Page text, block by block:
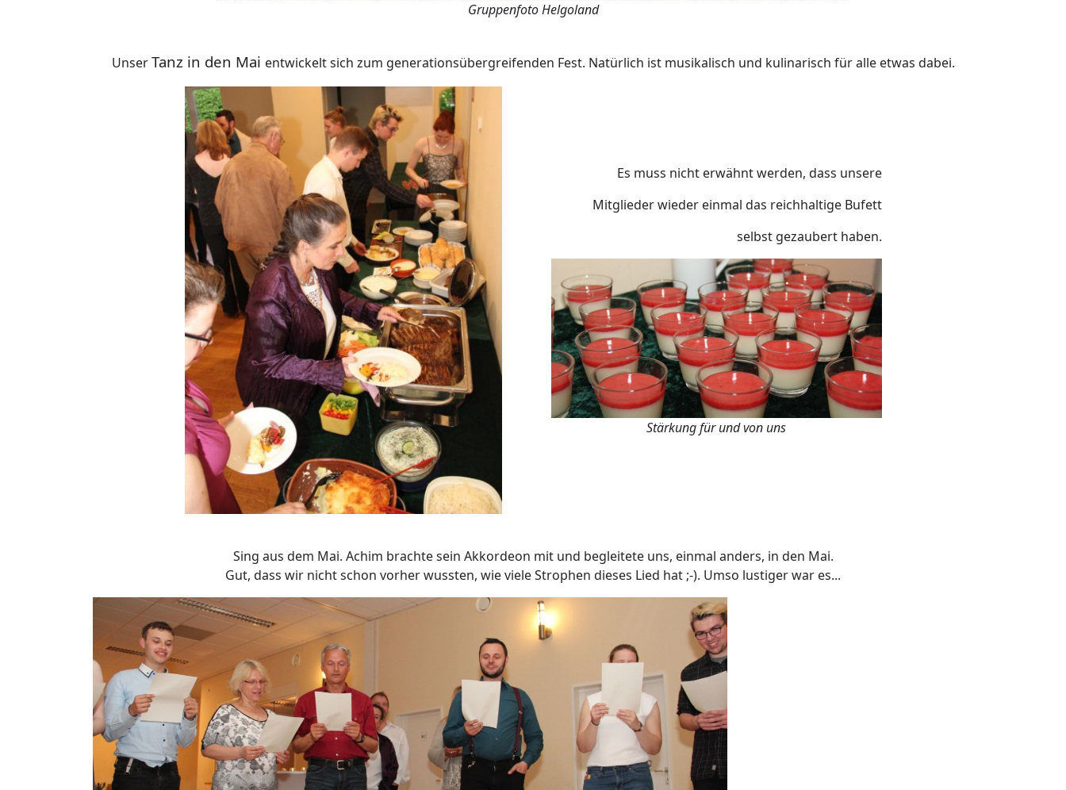
Gruppenfoto Helgoland
UnserTanz in den Mai entwickelt sich zum generationsübergreifenden Fest. Natürlich ist musikalisch und kulinarisch für alle etwas dabei.
Es muss nicht erwähnt werden, dass unsere
Mitglieder wieder einmal das reichhaltige Bufett
selbst gezaubert haben.
Stärkung für und von uns
Sing aus dem Mai. Achim brachte sein Akkordeon mit und begleitete uns, einmal anders, in den Mai.
Gut, dass wir nicht schon vorher wussten, wie viele Strophen dieses Lied hat ;-). Umso lustiger war es...